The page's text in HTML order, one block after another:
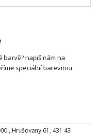
barvě? napiš nám na
speciální barevnou
, Hrušovany 61, 431 43